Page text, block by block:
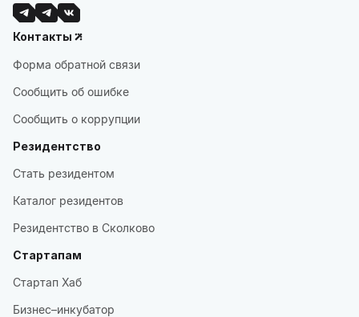
Контакты
Форма обратной связи
Сообщить об ошибке
Сообщить о коррупции
Резидентство
Стать резидентом
Каталог резидентов
Резидентство в Сколково
Стартапам
Стартап Хаб
Бизнес–инкубатор